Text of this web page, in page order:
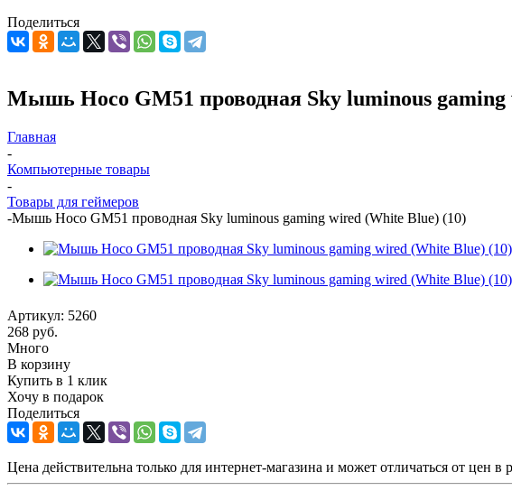
Поделиться
Мышь Hoco GM51 проводная Sky luminous gaming
Главная
-
Компьютерные товары
-
Товары для геймеров
-Мышь Hoco GM51 проводная Sky luminous gaming wired (White Blue) (10)
Артикул: 5260
268 руб.
Много
В корзину
Купить в 1 клик
Хочу в подарок
Поделиться
Цена действительна только для интернет-магазина и может отличаться от цен в